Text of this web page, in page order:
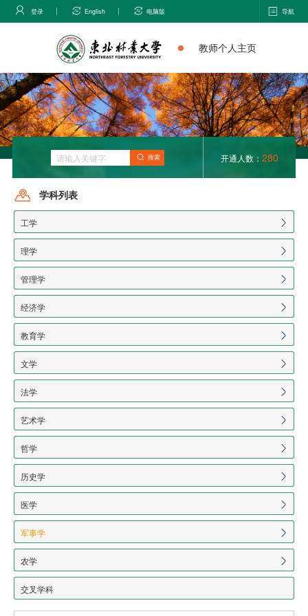
登录 English 电脑版 导航
教师个人主页
搜索 开通人数： 280
学科列表
工学
理学
管理学
经济学
教育学
文学
法学
艺术学
哲学
历史学
医学
军事学
农学
交叉学科